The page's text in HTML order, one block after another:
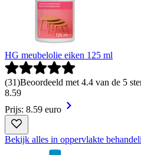
HG meubelolie eiken 125 ml
(31)Beoordeeld met 4.4 van de 5
8.59
Prijs: 8.59 euro
Bekijk alles in oppervlakte